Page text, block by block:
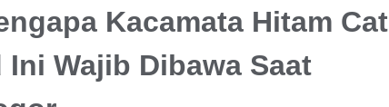
Kacamata Hitam Cat
Ini Wajib Dibawa Saat